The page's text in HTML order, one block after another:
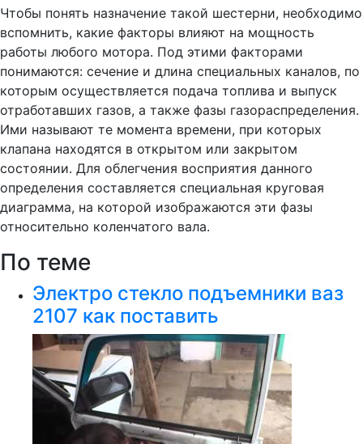
Чтобы понять назначение такой шестерни, необходимо
вспомнить, какие факторы влияют на мощность
работы любого мотора. Под этими факторами
понимаются: сечение и длина специальных каналов, по
которым осуществляется подача топлива и выпуск
отработавших газов, а также фазы газораспределения.
Ими называют те момента времени, при которых
клапана находятся в открытом или закрытом
состоянии. Для облегчения восприятия данного
определения составляется специальная круговая
диаграмма, на которой изображаются эти фазы
относительно коленчатого вала.
По теме
Электро стекло подъемники ваз
2107 как поставить